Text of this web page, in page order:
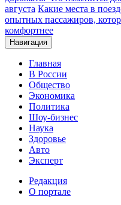
августа Какие места в
опытных пассажиров,
комфортнее
Навигация
Главная
В России
Общество
Экономика
Политика
Шоу-бизнес
Наука
Здоровье
Авто
Эксперт
Редакция
О портале